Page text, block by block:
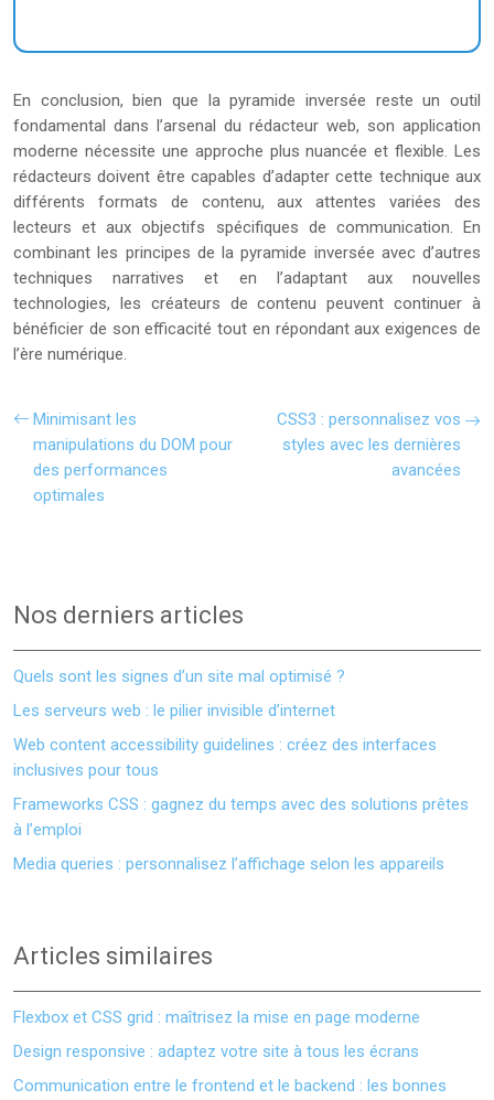
En conclusion, bien que la pyramide inversée reste un outil
fondamental dans l’arsenal du rédacteur web, son application
moderne nécessite une approche plus nuancée et flexible. Les
rédacteurs doivent être capables d’adapter cette technique aux
différents formats de contenu, aux attentes variées des
lecteurs et aux objectifs spécifiques de communication. En
combinant les principes de la pyramide inversée avec d’autres
techniques narratives et en l’adaptant aux nouvelles
technologies, les créateurs de contenu peuvent continuer à
bénéficier de son efficacité tout en répondant aux exigences de
l’ère numérique.
Minimisant les
manipulations du DOM pour
des performances
optimales
CSS3 : personnalisez vos
styles avec les dernières
avancées
Nos derniers articles
Quels sont les signes d’un site mal optimisé ?
Les serveurs web : le pilier invisible d’internet
Web content accessibility guidelines : créez des interfaces
inclusives pour tous
Frameworks CSS : gagnez du temps avec des solutions prêtes
à l’emploi
Media queries : personnalisez l’affichage selon les appareils
Articles similaires
Flexbox et CSS grid : maîtrisez la mise en page moderne
Design responsive : adaptez votre site à tous les écrans
Communication entre le frontend et le backend : les bonnes